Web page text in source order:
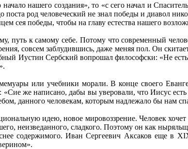
нашего создания», то «с сего начал и
род человеческий не знал победы и диавол
сея победы, чтобы на главу естества нашего
путь к самому себе. Потому что современный
совсем заблудившись, даже меняя пол. Он
Иустин Сербский вопрошал философски: «Не
или учебники морали. В конце своего
«Сие же написано, дабы вы уверовали, что Иисус
данного человекам, которым надлежало бы нам
идею, новое мировоззрение. Человек
неизведанного, сладкого. Поэтому он как
содержимого. Иван Сергеевич Аксаков еще в